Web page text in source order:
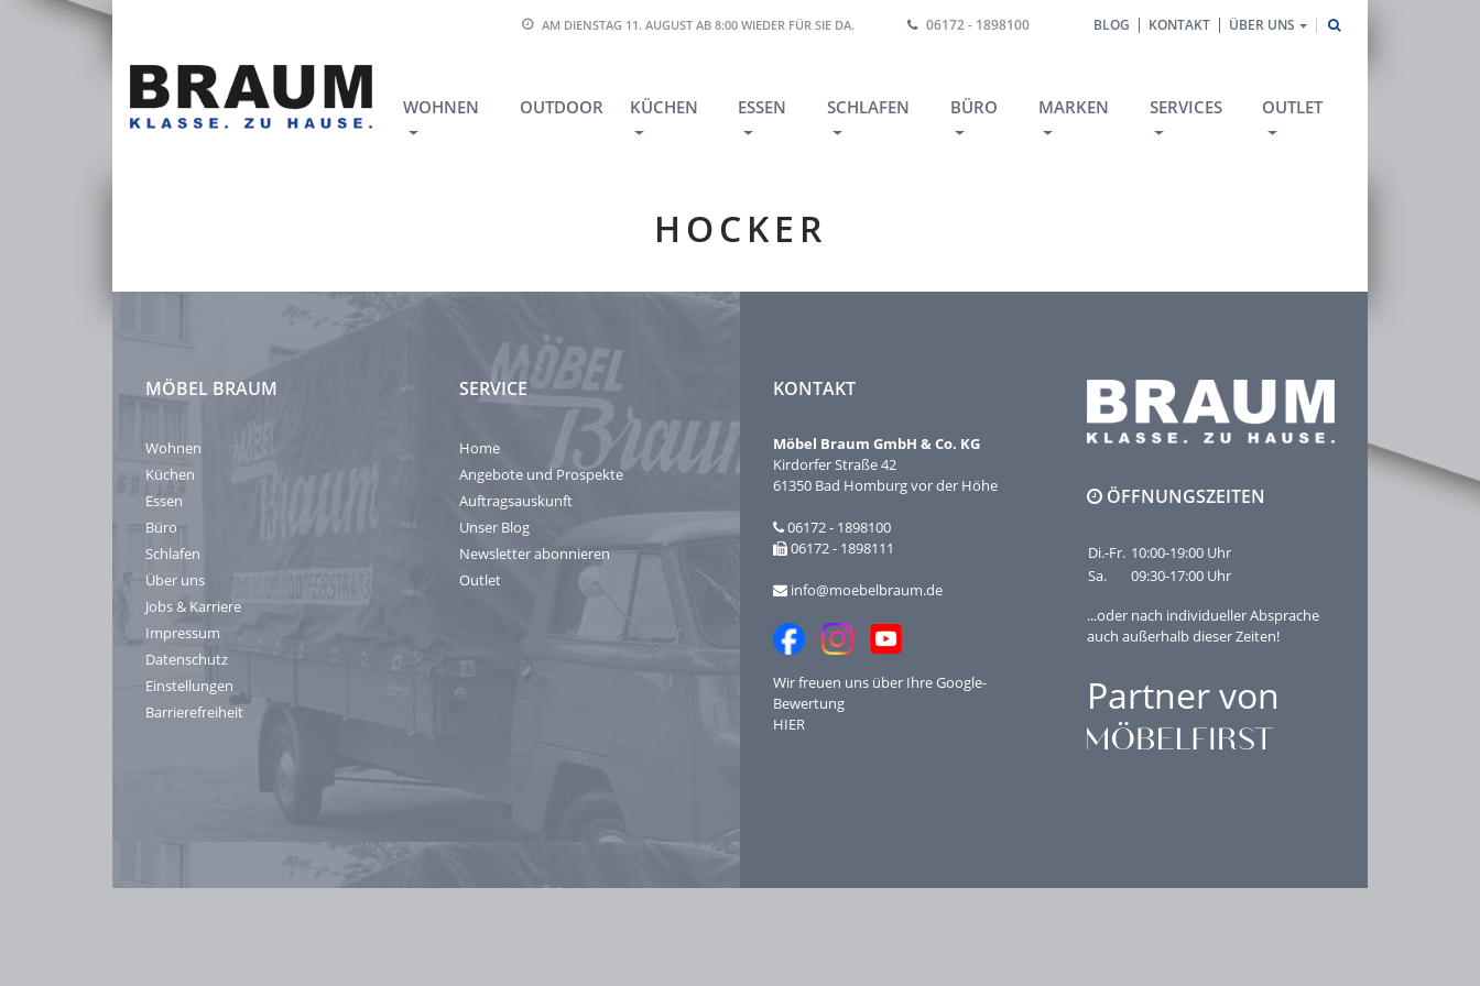
AM DIENSTAG 11. AUGUST AB 8:00 WIEDER FÜR SIE DA. 06172 - 1898100 BLOG KONTAKT ÜBER UNS
WOHNEN OUTDOOR KÜCHEN ESSEN SCHLAFEN BÜRO MARKEN SERVICES OUTLET
HOCKER
MÖBEL BRAUM
Wohnen
Küchen
Essen
Büro
Schlafen
Über uns
Jobs & Karriere
Impressum
Datenschutz
Einstellungen
Barrierefreiheit
SERVICE
Home
Angebote und Prospekte
Auftragsauskunft
Unser Blog
Newsletter abonnieren
Outlet
KONTAKT
Möbel Braum GmbH & Co. KG
Kirdorfer Straße 42
61350 Bad Homburg vor der Höhe
06172 - 1898100
06172 - 1898111
info@moebelbraum.de
Wir freuen uns über IhreGoogle-
Bewertung
HIER
ÖFFNUNGSZEITEN
Di.-Fr. 10:00-19:00 Uhr
Sa.
09:30-17:00 Uhr
...oder nach individueller Absprache
auch außerhalb dieser Zeiten!
Partner von